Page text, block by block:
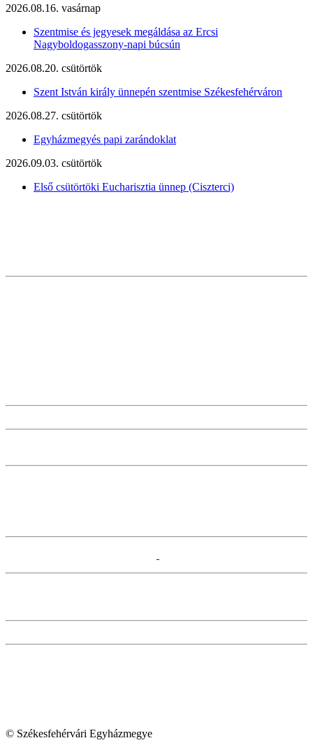
2026.08.16. vasárnap
Szentmise és jegyesek megáldása az Ercsi
Nagyboldogasszony-napi búcsún
2026.08.20. csütörtök
Szent István király ünnepén szentmise Székesfehérváron
2026.08.27. csütörtök
Egyházmegyés papi zarándoklat
2026.09.03. csütörtök
Első csütörtöki Eucharisztia ünnep (Ciszterci)
© Székesfehérvári Egyházmegye